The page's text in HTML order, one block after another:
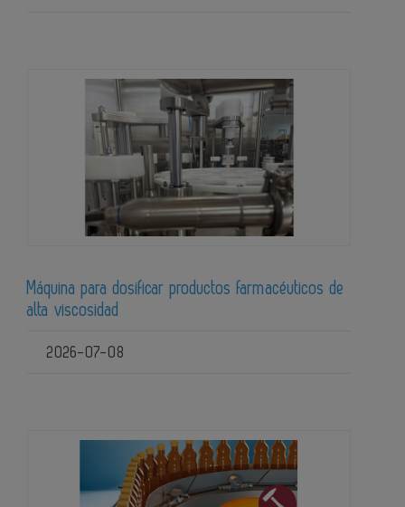
Máquina para dosificar productos farmacéuticos de
alta viscosidad
2026-07-08